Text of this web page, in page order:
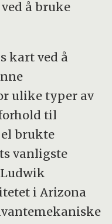
å bruke
kart ved å
ulike typer av
til
brukte
vanligste
i Arizona